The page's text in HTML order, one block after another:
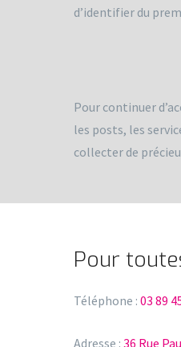
d’identifier du
Pour continuer
les posts, les
collecter de
Pour
Téléphone : 03 89
Adresse : 36 Rue